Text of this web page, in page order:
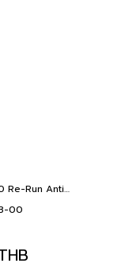
NIXON NXA158343-00 Re-Run Antique Mint Green Horloge 34mm. นาฬิกา นาฬิกาข้อมือ นาฬิกาข้อมือผู้หญิง RE RUN MINT
00